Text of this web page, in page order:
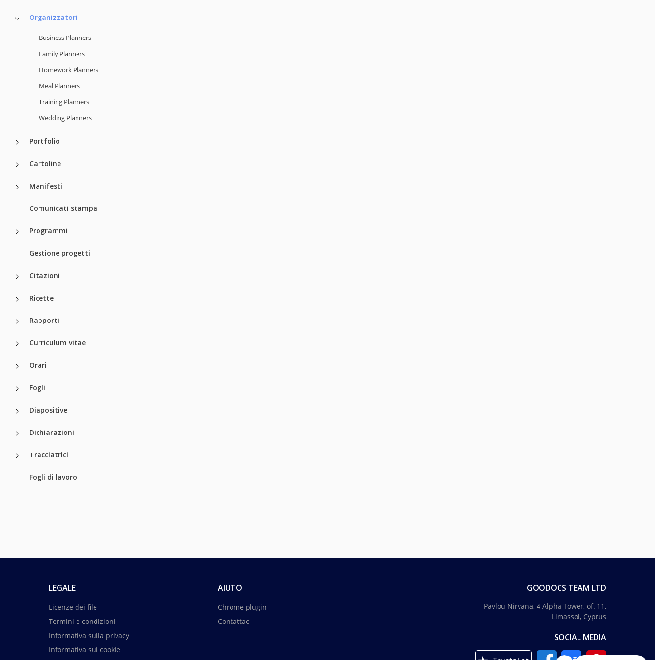
Organizzatori
Business Planners
Family Planners
Homework Planners
Meal Planners
Training Planners
Wedding Planners
Portfolio
Cartoline
Manifesti
Comunicati stampa
Programmi
Gestione progetti
Citazioni
Ricette
Rapporti
Curriculum vitae
Orari
Fogli
Diapositive
Dichiarazioni
Tracciatrici
Fogli di lavoro
LEGALE
Licenze dei file
Termini e condizioni
Informativa sulla privacy
Informativa sui cookie
AIUTO
Chrome plugin
Contattaci
GOODOCS TEAM LTD
Pavlou Nirvana, 4 Alpha Tower, of. 11,
Limassol, Cyprus
SOCIAL MEDIA